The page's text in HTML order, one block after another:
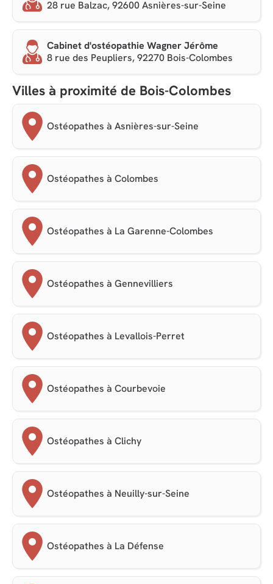
28 rue Balzac, 92600 Asnières-sur-Seine
Cabinet d'ostéopathie Wagner Jérôme
8 rue des Peupliers, 92270 Bois-Colombes
Villes à proximité de Bois-Colombes
Ostéopathes à Asnières-sur-Seine
Ostéopathes à Colombes
Ostéopathes à La Garenne-Colombes
Ostéopathes à Gennevilliers
Ostéopathes à Levallois-Perret
Ostéopathes à Courbevoie
Ostéopathes à Clichy
Ostéopathes à Neuilly-sur-Seine
Ostéopathes à La Défense